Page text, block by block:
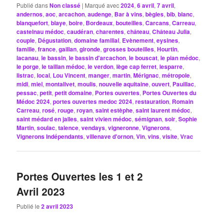
Publié dansNon classé | Marqué avec2024,6 avril,7 avril,
andernos,aoc,arcachon,audenge, Bar à vins,bègles,bib,blanc,
blanquefort,blaye,boire, Bordeaux,bouteilles,Carcans,Carreau,
castelnau médoc,caudéran,charentes,château,Château Julia,
couple, Dégustation,domaine familial, Evènement,eysines,
famille,france,gaillan,gironde,grosses bouteilles,Hourtin,
lacanau,le bassin,le bassin d'arcachon,le bouscat,le pian médoc,
le porge,le taillan médoc,le verdon,lège cap ferret,lesparre,
listrac,local, Lou Vincent,manger,martin,Mérignac,métropole,
midi,miel,montalivet,moulis,nouvelle aquitaine,ouvert, Pauillac,
pessac,petit,petit domaine, Portes ouvertes, Portes Ouvertes du
Médoc 2024,portes ouvertes medoc 2024,restauration, Romain
Carreau,rosé,rouge,royan,saint estèphe,saint laurent médoc,
saint médard en jalles,saint vivien médoc,sémignan,soir,Sophie
Martin,soulac,talence,vendays,vigneronne,Vignerons,
Vignerons Indépendants,villenave d'ornon,Vin,vins,visite,Vrac
Portes Ouvertes les 1 et 2
Avril 2023
Publié le2 avril 2023